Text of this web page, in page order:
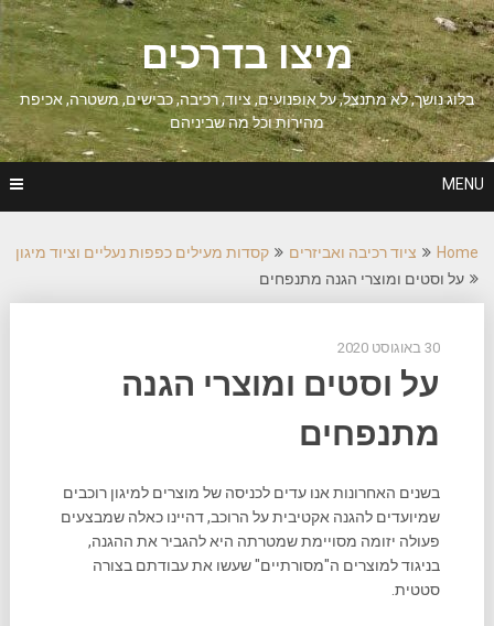
Skip
to
content
מיצו בדרכים
בלוג נושך, לא מתנצל, על אופנועים, ציוד, רכיבה, כבישים, משטרה, אכיפת
מהירות וכל מה שביניהם
MENU
Home ציוד רכיבה ואביזרים
קסדות מעילים כפפות נעליים וציוד מיגון
על וסטים ומוצרי הגנה מתנפחים
30 באוגוסט 2020
על וסטים ומוצרי הגנה
מתנפחים
בשנים האחרונות אנו עדים לכניסה של מוצרים למיגון רוכבים
שמיועדים להגנה אקטיבית על הרוכב, דהיינו כאלה שמבצעים
פעולה יזומה מסויימת שמטרתה היא להגביר את ההגנה,
בניגוד למוצרים ה"מסורתיים" שעשו את עבודתם בצורה
סטטית.